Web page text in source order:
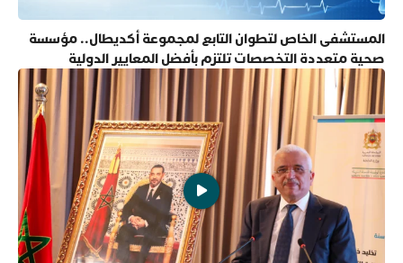
المستشفى الخاص لتطوان التابع لمجموعة أكديطال.. مؤسسة
صحية متعددة التخصصات تلتزم بأفضل المعايير الدولية